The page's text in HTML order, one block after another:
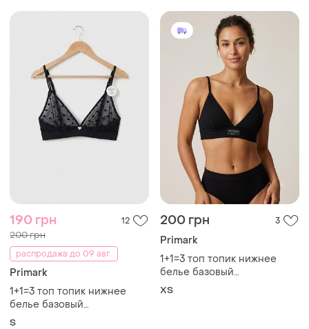
190 грн 12
200 грн
распродажа до 09 авг.
Primark
1+1=3 топ топик нижнее
белье базовый
классический primark сток
S
200 грн 3
Primark
1+1=3 топ топик нижнее
белье базовый
классический primark сток
ХS